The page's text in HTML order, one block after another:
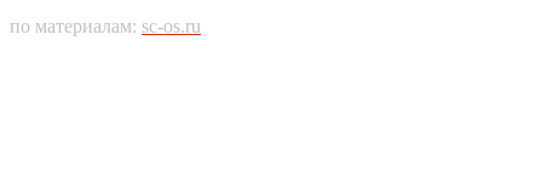
по материалам: sc-os.ru